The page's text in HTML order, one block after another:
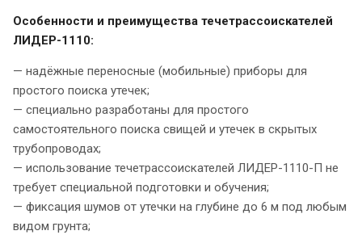
Особенности и преимущества течетрассоискателей
ЛИДЕР-1110:
— надёжные переносные (мобильные) приборы для
простого поиска утечек;
— специально разработаны для простого
самостоятельного поиска свищей и утечек в скрытых
трубопроводах;
— использование течетрассоискателей ЛИДЕР-1110-П не
требует специальной подготовки и обучения;
— фиксация шумов от утечки на глубине до 6 м под любым
видом грунта;